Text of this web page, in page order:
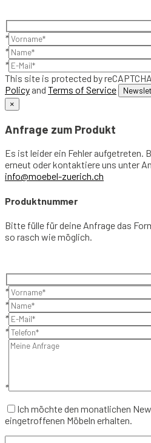
*
*
*
This site is protected by
Policy and Terms of Service
×
Anfrage zum Produkt
Es ist leider ein Fehler aufgetreten.
erneut oder kontaktiere uns unter
info@moebel-zuerich.ch
Produktnummer
Bitte fülle für deine Anfrage das
so rasch wie möglich.
*
*
*
*
*
Ich möchte den monatlichen
eingetroffenen Möbeln erhalten.